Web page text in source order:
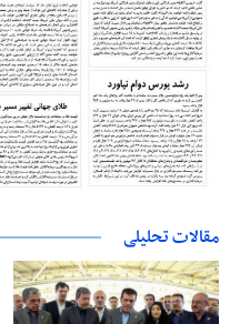
مقالات تحلیلی